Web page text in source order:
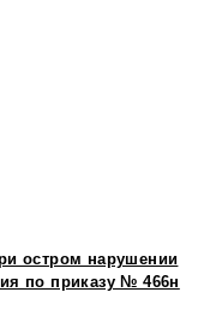
остром нарушении
по приказу № 466н